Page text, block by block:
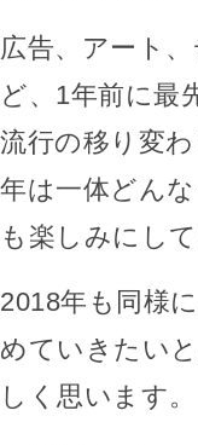
広告、アート
ど、1年前に最
流行の移り変
年は一体どん
も楽しみにして
2018年も同様
めていきたい
しく思います。